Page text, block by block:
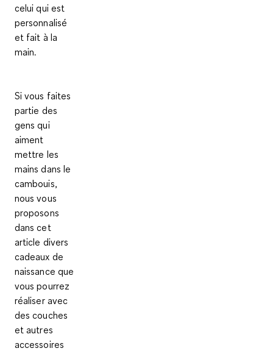
celui qui est
personnalisé
et fait à la
main.
Si vous faites
partie des
gens qui
aiment
mettre les
mains dans le
cambouis,
nous vous
proposons
dans cet
article divers
cadeaux de
naissance que
vous pourrez
réaliser avec
des couches
et autres
accessoires